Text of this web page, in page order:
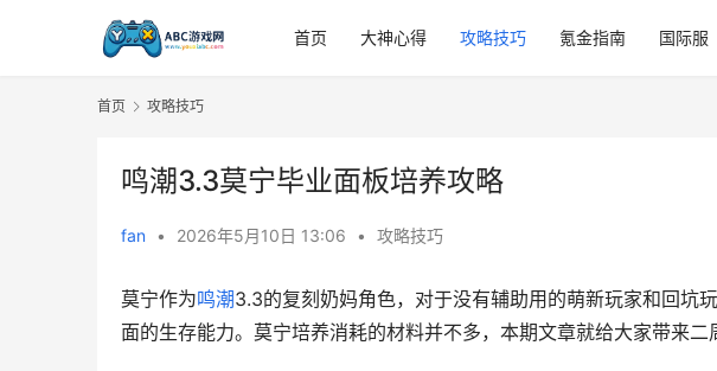
首页 大神心得 攻略技巧 氪金指南 国际服
首页 攻略技巧
鸣潮3.3莫宁毕业面板培养攻略
fan • 2026年5月10日 13:06 • 攻略技巧
莫宁作为鸣潮3.3的复刻奶妈角色，对于没有辅助用的萌新玩家和回坑
面的生存能力。莫宁培养消耗的材料并不多，本期文章就给大家带来二